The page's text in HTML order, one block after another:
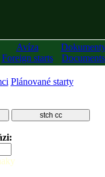
Avíza
Foreign starts
Documents
Plánované starty
stch cc